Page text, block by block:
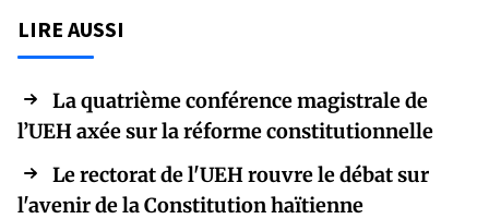
LIRE AUSSI
La quatrième conférence magistrale de
l’UEH axée sur la réforme constitutionnelle
Le rectorat de l'UEH rouvre le débat sur
l'avenir de la Constitution haïtienne